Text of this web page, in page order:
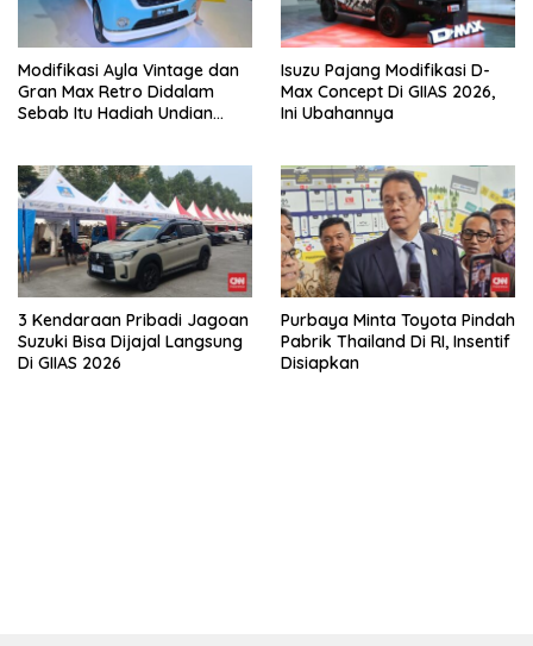
Modifikasi Ayla Vintage dan
Gran Max Retro Didalam
Sebab Itu Hadiah Undian
Isuzu Pajang Modifikasi D-
Max Concept Di GIIAS 2026,
Ini Ubahannya
3 Kendaraan Pribadi Jagoan
Suzuki Bisa Dijajal Langsung
Di GIIAS 2026
Purbaya Minta Toyota Pindah
Pabrik Thailand Di RI, Insentif
Disiapkan